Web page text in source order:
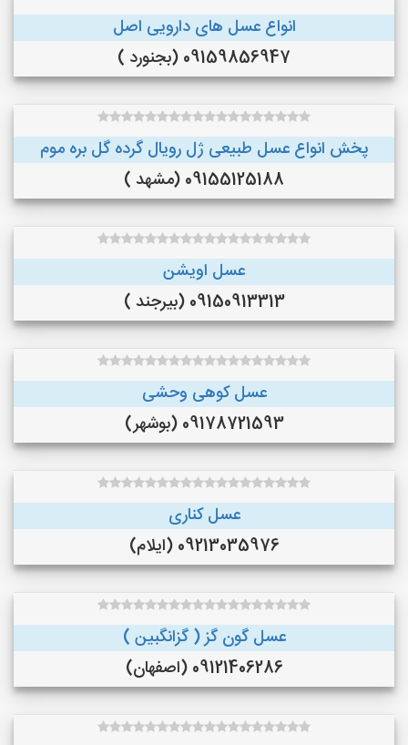
انواع عسل های دارویی اصل
09159856947 (بجنورد )
پخش انواع عسل طبیعی ژل رویال گرده گل بره موم
09155125188 (مشهد )
عسل اویشن
09150913313 (بیرجند )
عسل کوهی وحشی
09178721593 (بوشهر)
عسل کناری
09213035976 (ایلام)
عسل گون گز ( گزانگبین )
09121406286 (اصفهان)